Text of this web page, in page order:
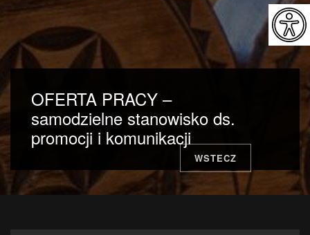
FRANÇAIS
ITALIANO
OFERTA PRACY –
samodzielne stanowisko ds.
promocji i komunikacji
WSTECZ